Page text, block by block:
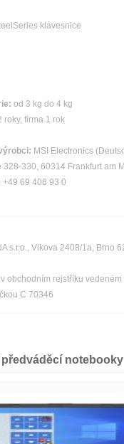
klávesnice
od 3 kg do 4 kg
roky, firma 1 rok
MSI Electronics
328-330, 60314 Frankfurt am
+49 69 408 93 0
s.r.o., Vlkova 2408/1a, Brno
obchodním rejstříku
C 70346
notebooky